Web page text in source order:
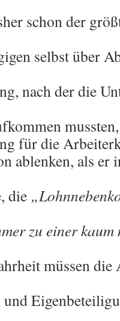
schon der
selbst über
nach der die
für die
ablenken, als er
die
zu einer
müssen